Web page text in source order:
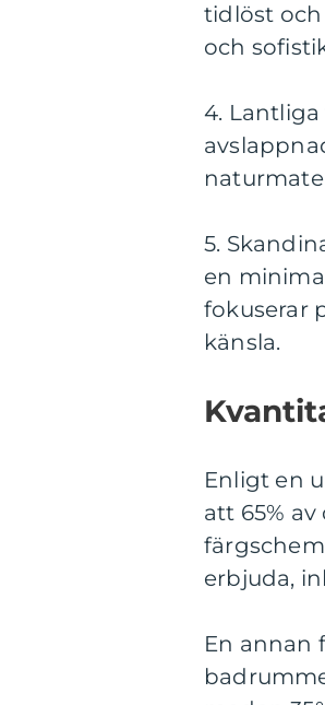
tidlöst och
och
4.
5.
en
fokuserar
känsla.
Enligt en
att 65%
erbjuda,
En annan